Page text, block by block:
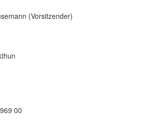
(Vorsitzender)
00